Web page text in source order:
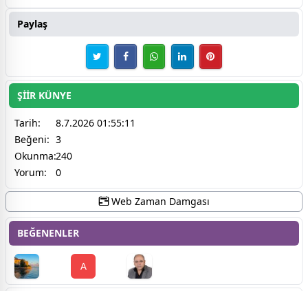
Paylaş
ŞİİR KÜNYE
Tarih:
8.7.2026 01:55:11
Beğeni: 3
Okunma:240
Yorum:
0
Web Zaman Damgası
BEĞENENLER
A